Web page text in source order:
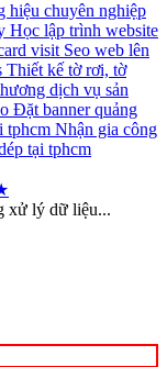
hiệu chuyên nghiệp
Học lập trình website
visit Seo web lên
Thiết kế tờ rơi, tờ
dịch vụ sản
Đặt banner quảng
tphcm Nhận gia công
tại tphcm
xử lý dữ liệu...